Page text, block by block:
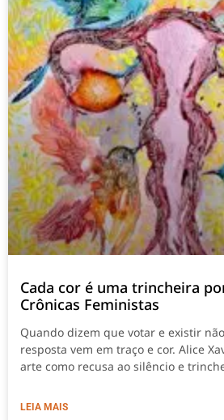
Cada cor é uma trincheira
Crônicas Feministas
Quando dizem que votar e existir
resposta vem em traço e cor. Alice
arte como recusa ao silêncio e
LEIA MAIS